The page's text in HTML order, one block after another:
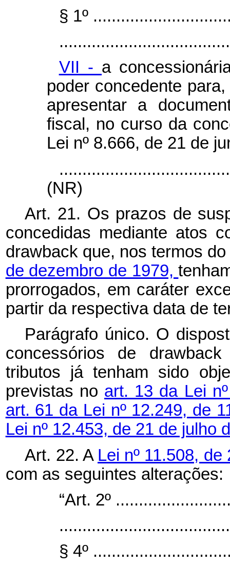
§ 1º
VII - a
poder concedente
apresentar a
fiscal, no curso da
Lei nº 8.666, de 21 de
(NR)
Art. 21. Os prazos de
concedidas mediante atos
drawback que, nos termos
de dezembro de 1979,
prorrogados, em caráter
partir da respectiva data de
Parágrafo único. O
concessórios de
tributos já tenham sido
previstas no art. 13 da Lei
art. 61 da Lei nº 12.249, de
Lei nº 12.453, de 21 de julho
Art. 22. A Lei nº 11.508,
com as seguintes alterações:
“Art. 2º
§ 4º